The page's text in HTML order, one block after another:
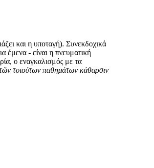
και η υποταγή). Συνεκδοχικά
έμενα - είναι η πνευματική
ο εναγκαλισμός με τα
τοιούτων παθημάτων κάθαρσιν